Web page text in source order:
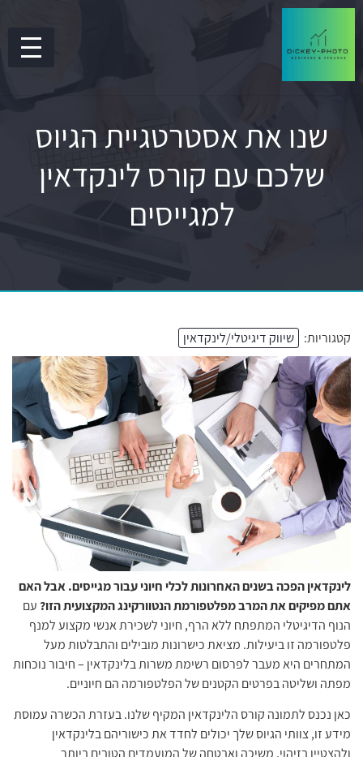
שנו את אסטרטגיית הגיוס
שלכם עם קורס לינקדאין
למגייסים
קטגוריות: שיווק דיגיטלי/לינקדאין
לינקדאין הפכה בשנים האחרונות לכלי חיוני עבור מגייסים. אבל האם
אתם מפיקים את המרב מפלטפורמת הנטוורקינג המקצועית הזו? עם
הנוף הדיגיטלי המתפתח ללא הרף, חיוני לשכירת אנשי מקצוע למנף
פלטפורמה זו ביעילות. מציאת כישרונות מובילים והתבלטות מעל
המתחרים היא מעבר לפרסום רשימת משרות בלינקדאין – חיבור נוכחות
מפתה ושליטה בפרטים הקטנים של הפלטפורמה הם חיוניים.
כאן נכנס לתמונה קורס הלינקדאין המקיף שלנו. בעזרת הכשרה עמוסת
מידע זו, צוותי הגיוס שלך יכולים לחדד את כישוריהם בלינקדאין
ולהצטיין בזיהוי, משיכה ואבטחה של המועמדים הטובים ביותר